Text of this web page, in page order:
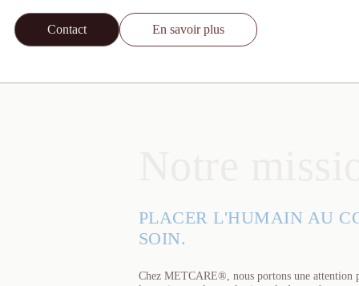
Contact En savoir plus
PLACER L'HUMAIN AU
SOIN.
Chez METCARE®, nous portons une attention